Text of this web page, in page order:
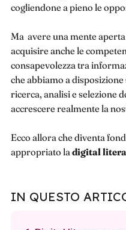
cogliendone a pieno le
Ma avere una mente
acquisire anche le
consapevolezza tra
che abbiamo a
ricerca, analisi e selezione
accrescere realmente la
Ecco allora che diventa
appropriato la digital
IN QUESTO